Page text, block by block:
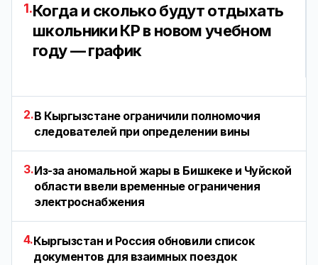
1.Когда и сколько будут отдыхать
школьники КР в новом учебном
году — график
2.В Кыргызстане ограничили полномочия
следователей при определении вины
3.Из-за аномальной жары в Бишкеке и Чуйской
области ввели временные ограничения
электроснабжения
4.Кыргызстан и Россия обновили список
документов для взаимных поездок